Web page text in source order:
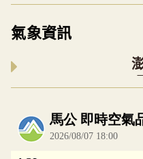
氣象資訊
內嵌空氣品質小工